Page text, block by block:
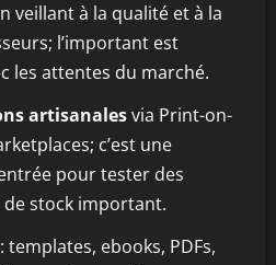
veillant à la qualité et à la
l’important est
les attentes du marché.
artisanalesvia Print-on-
c’est une
pour tester des
de stock important.
: templates, ebooks, PDFs,